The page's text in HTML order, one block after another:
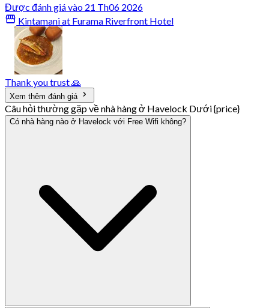
Được đánh giá vào 21 Th06 2026
Kintamani at Furama Riverfront Hotel
Thank you trust 🙏
Xem thêm đánh giá
Câu hỏi thường gặp về nhà hàng ở Havelock Dưới {price}
Có nhà hàng nào ở Havelock với Free Wifi không?